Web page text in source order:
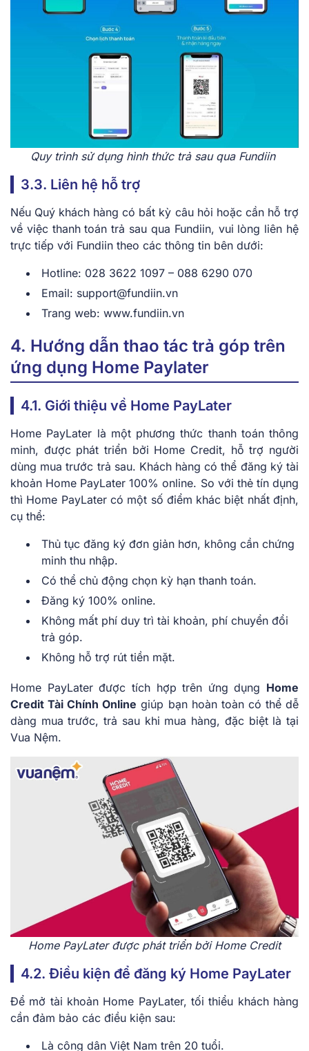
Quy trình sử dụng hình thức trả sau qua Fundiin
3.3. Liên hệ hỗ trợ
Nếu Quý khách hàng có bất kỳ câu hỏi hoặc cần hỗ trợ
về việc thanh toán trả sau qua Fundiin, vui lòng liên hệ
trực tiếp với Fundiin theo các thông tin bên dưới:
Hotline: 028 3622 1097 – 088 6290 070
Email: support@fundiin.vn
Trang web: www.fundiin.vn
4. Hướng dẫn thao tác trả góp trên
ứng dụng Home Paylater
4.1. Giới thiệu về Home PayLater
Home PayLater là một phương thức thanh toán thông
minh, được phát triển bởi Home Credit, hỗ trợ người
dùng mua trước trả sau. Khách hàng có thể đăng ký tài
khoản Home PayLater 100% online. So với thẻ tín dụng
thì Home PayLater có một số điểm khác biệt nhất định,
cụ thể:
Thủ tục đăng ký đơn giản hơn, không cần chứng
minh thu nhập.
Có thể chủ động chọn kỳ hạn thanh toán.
Đăng ký 100% online.
Không mất phí duy trì tài khoản, phí chuyển đổi
trả góp.
Không hỗ trợ rút tiền mặt.
Home PayLater được tích hợp trên ứng dụng Home
Credit Tài Chính Online giúp bạn hoàn toàn có thể dễ
dàng mua trước, trả sau khi mua hàng, đặc biệt là tại
Vua Nệm.
Home PayLater được phát triển bởi Home Credit
4.2. Điều kiện để đăng ký Home PayLater
Để mở tài khoản Home PayLater, tối thiểu khách hàng
cần đảm bảo các điều kiện sau:
Là công dân Việt Nam trên 20 tuổi.